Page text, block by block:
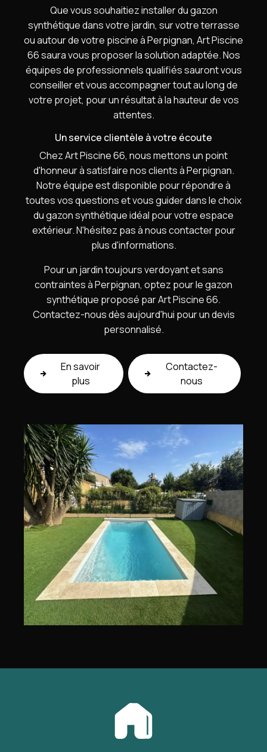
Que vous souhaitiez installer du gazon
synthétique dans votre jardin, sur votre terrasse
ou autour de votre piscine à Perpignan, Art Piscine
66 saura vous proposer la solution adaptée. Nos
équipes de professionnels qualifiés sauront vous
conseiller et vous accompagner tout au long de
votre projet, pour un résultat à la hauteur de vos
attentes.
Un service clientèle à votre écoute
Chez Art Piscine 66, nous mettons un point
d'honneur à satisfaire nos clients à Perpignan.
Notre équipe est disponible pour répondre à
toutes vos questions et vous guider dans le choix
du gazon synthétique idéal pour votre espace
extérieur. N'hésitez pas à nous contacter pour
plus d'informations.
Pour un jardin toujours verdoyant et sans
contraintes à Perpignan, optez pour le gazon
synthétique proposé par Art Piscine 66.
Contactez-nous dès aujourd'hui pour un devis
personnalisé.
En savoir
plus
Contactez-
nous